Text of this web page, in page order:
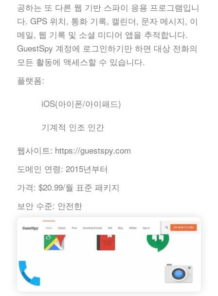
공하는 또 다른 웹 기반 스파이 응용 프로그램입니
다. GPS 위치, 통화 기록, 캘린더, 문자 메시지, 이
메일, 웹 기록 및 소셜 미디어 앱을 추적합니다.
GuestSpy 계정에 로그인하기만 하면 대상 전화의
모든 활동에 액세스할 수 있습니다.
플랫폼:
iOS(아이폰/아이패드)
기계적 인조 인간
웹사이트: https://guestspy.com
도메인 연령: 2015년부터
가격: $20.99/월 표준 패키지
보안 수준: 안전한